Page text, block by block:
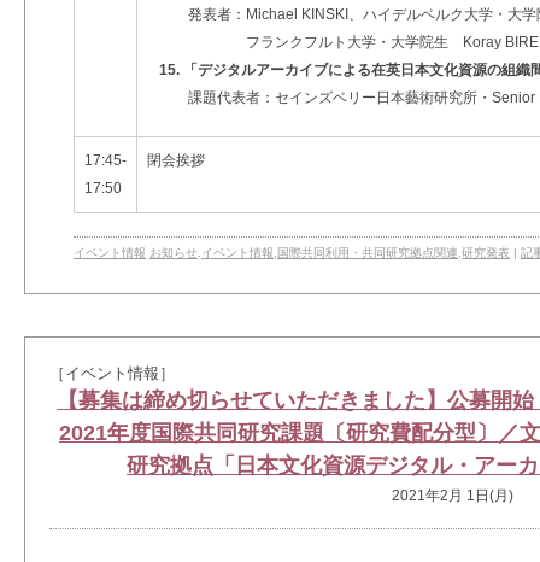
発表者：Michael KINSKI、ハイデルベルク大学・大学
フランクフルト大学・大学院生 Koray
15. 「デジタルアーカイブによる在英日本文化資源の組織
課題代表者：セインズベリー日本藝術研究所・
17:45-
17:50
閉会挨拶
イベント情報 お知らせ イベント情報 国際共同利用・共同研究拠点関連 研究発表 | 記
［イベント情報］
【募集は締め切らせていただきました】公募
2021年度国際共同研究課題〔研究費配分型〕
研究拠点「日本文化資源デジタル・アー
2021年2月 1日(月)